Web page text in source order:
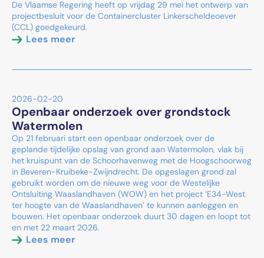
De Vlaamse Regering heeft op vrijdag 29 mei het ontwerp van
projectbesluit voor de Containercluster Linkerscheldeoever
(CCL) goedgekeurd.
Lees meer
2026-02-20
Openbaar onderzoek over grondstock
Watermolen
Op 21 februari start een openbaar onderzoek over de
geplande tijdelijke opslag van grond aan Watermolen, vlak bij
het kruispunt van de Schoorhavenweg met de Hoogschoorweg
in Beveren-Kruibeke-Zwijndrecht. De opgeslagen grond zal
gebruikt worden om de nieuwe weg voor de Westelijke
Ontsluiting Waaslandhaven (WOW) en het project ‘E34-West
ter hoogte van de Waaslandhaven’ te kunnen aanleggen en
bouwen. Het openbaar onderzoek duurt 30 dagen en loopt tot
en met 22 maart 2026.
Lees meer